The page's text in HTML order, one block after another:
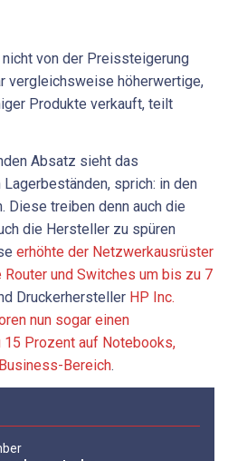
von der Preissteigerung
vergleichsweise höherwertige,
Produkte verkauft, teilt
Absatz sieht das
sprich: in den
Diese treiben denn auch die
die Hersteller zu spüren
erhöhte der Netzwerkausrüster
und Switches um bis zu 7
Druckerhersteller HP Inc.
nun sogar einen
Prozent auf Notebooks,
Bereich.